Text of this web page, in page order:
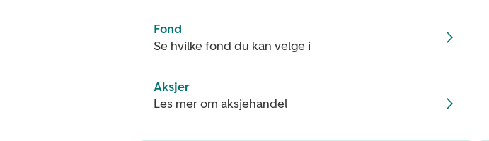
Fond
Se hvilke fond du kan velge i
Aksjer
Les mer om aksjehandel